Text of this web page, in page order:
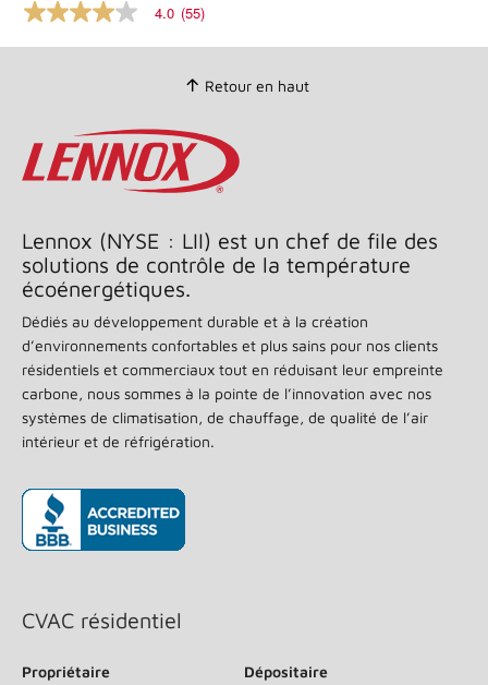
4.0
Lire
les
commentaires
Lien
vers
la
même
page.
4.0 (55)
Retour en haut
Lennox (NYSE : LII) est un chef de file des
solutions de contrôle de la température
écoénergétiques.
Dédiés au développement durable et à la création
d’environnements confortables et plus sains pour nos clients
résidentiels et commerciaux tout en réduisant leur empreinte
carbone, nous sommes à la pointe de l’innovation avec nos
systèmes de climatisation, de chauffage, de qualité de l’air
intérieur et de réfrigération.
CVAC résidentiel
Propriétaire
Dépositaire